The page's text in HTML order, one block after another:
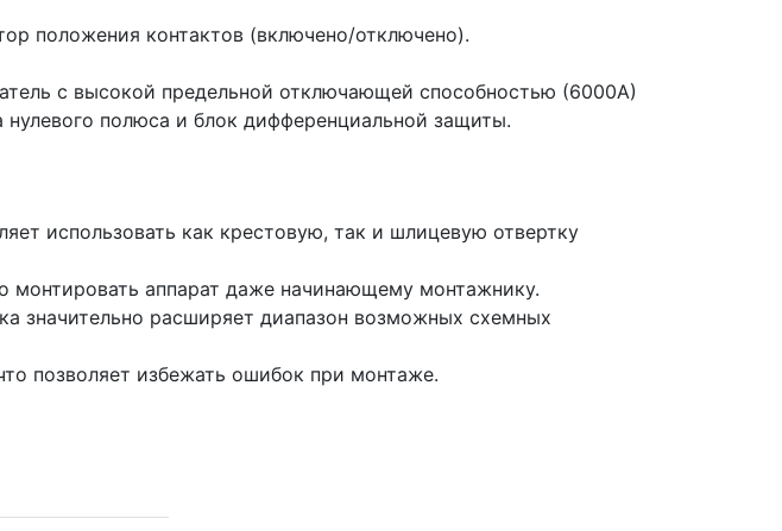
положения контактов (включено/отключено).
с высокой предельной отключающей способностью (6000А)
нулевого полюса и блок дифференциальной защиты.
использовать как крестовую, так и шлицевую отвертку
монтировать аппарат даже начинающему монтажнику.
значительно расширяет диапазон возможных схемных
позволяет избежать ошибок при монтаже.